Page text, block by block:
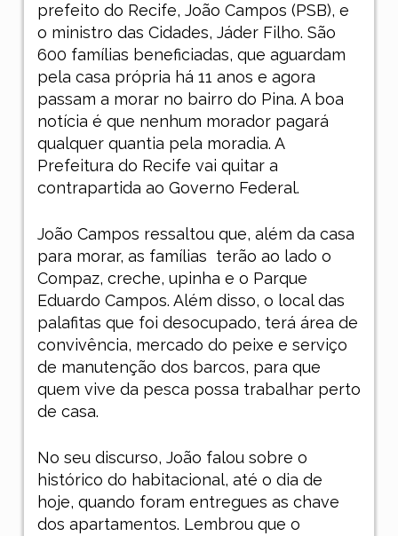
prefeito do Recife, João Campos (PSB), e
o ministro das Cidades, Jáder Filho. São
600 famílias beneficiadas, que aguardam
pela casa própria há 11 anos e agora
passam a morar no bairro do Pina. A boa
notícia é que nenhum morador pagará
qualquer quantia pela moradia. A
Prefeitura do Recife vai quitar a
contrapartida ao Governo Federal.
João Campos ressaltou que, além da casa
para morar, as famílias terão ao lado o
Compaz, creche, upinha e o Parque
Eduardo Campos. Além disso, o local das
palafitas que foi desocupado, terá área de
convivência, mercado do peixe e serviço
de manutenção dos barcos, para que
quem vive da pesca possa trabalhar perto
de casa.
No seu discurso, João falou sobre o
histórico do habitacional, até o dia de
hoje, quando foram entregues as chave
dos apartamentos. Lembrou que o